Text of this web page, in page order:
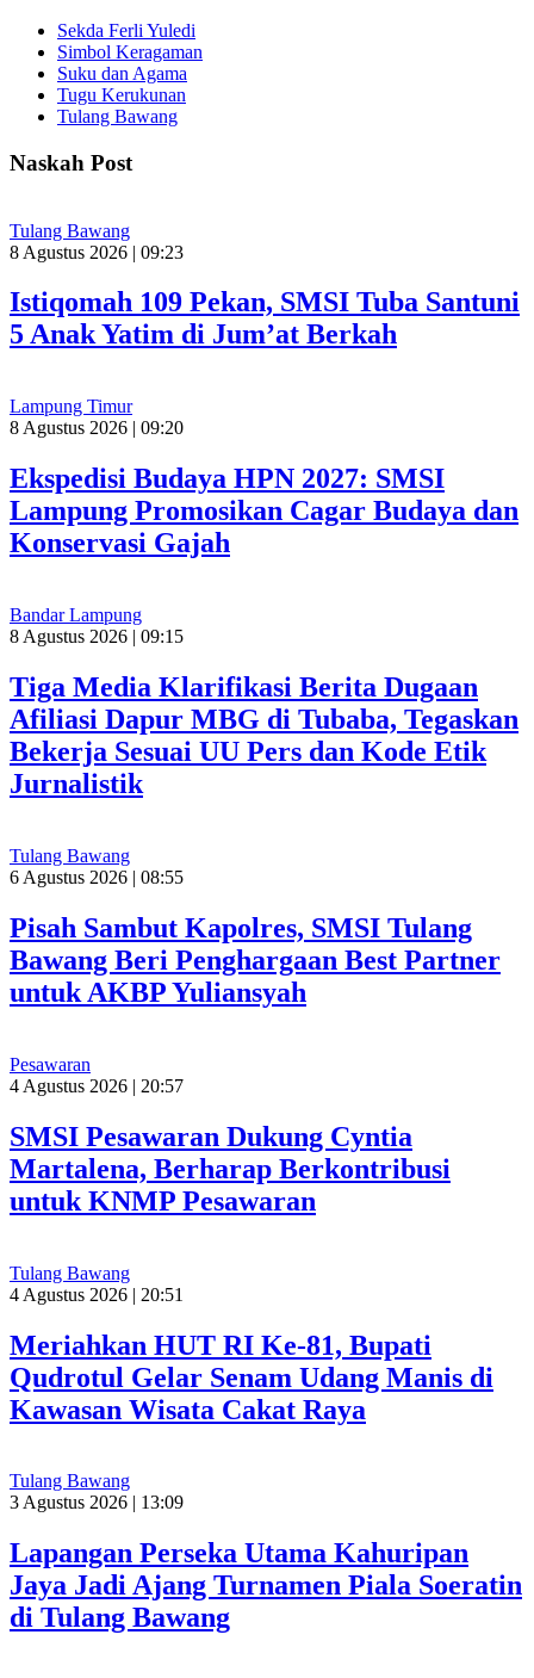
Sekda Ferli Yuledi
Simbol Keragaman
Suku dan Agama
Tugu Kerukunan
Tulang Bawang
Naskah Post
Tulang Bawang
8 Agustus 2026 | 09:23
Istiqomah 109 Pekan, SMSI Tuba Santuni
5 Anak Yatim di Jum’at Berkah
Lampung Timur
8 Agustus 2026 | 09:20
Ekspedisi Budaya HPN 2027: SMSI
Lampung Promosikan Cagar Budaya dan
Konservasi Gajah
Bandar Lampung
8 Agustus 2026 | 09:15
Tiga Media Klarifikasi Berita Dugaan
Afiliasi Dapur MBG di Tubaba, Tegaskan
Bekerja Sesuai UU Pers dan Kode Etik
Jurnalistik
Tulang Bawang
6 Agustus 2026 | 08:55
Pisah Sambut Kapolres, SMSI Tulang
Bawang Beri Penghargaan Best Partner
untuk AKBP Yuliansyah
Pesawaran
4 Agustus 2026 | 20:57
SMSI Pesawaran Dukung Cyntia
Martalena, Berharap Berkontribusi
untuk KNMP Pesawaran
Tulang Bawang
4 Agustus 2026 | 20:51
Meriahkan HUT RI Ke-81, Bupati
Qudrotul Gelar Senam Udang Manis di
Kawasan Wisata Cakat Raya
Tulang Bawang
3 Agustus 2026 | 13:09
Lapangan Perseka Utama Kahuripan
Jaya Jadi Ajang Turnamen Piala Soeratin
di Tulang Bawang